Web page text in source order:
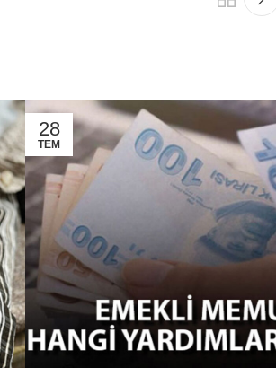
28
TEM